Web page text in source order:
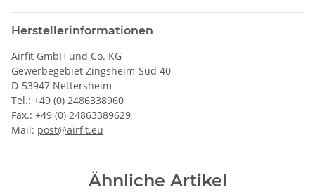
Herstellerinformationen
Airfit GmbH und Co. KG
Gewerbegebiet Zingsheim-Süd 40
D-53947 Nettersheim
Tel.: +49 (0) 2486338960
Fax.: +49 (0) 24863389629
Mail: post@airfit.eu
Ähnliche Artikel